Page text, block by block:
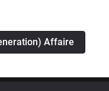
Affaire